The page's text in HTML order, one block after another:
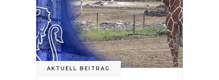
AKTUELL BEITRAG